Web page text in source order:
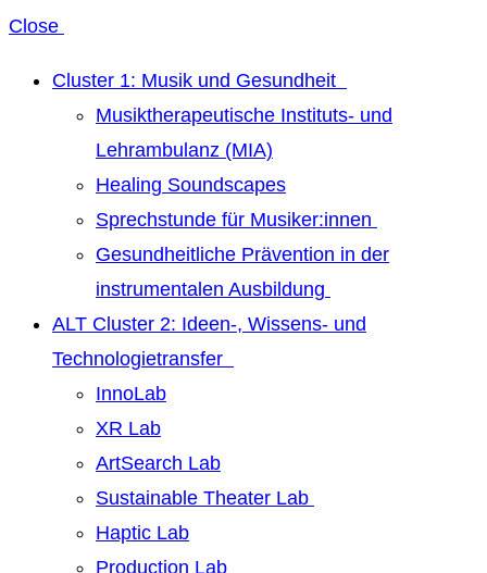
Close
Cluster 1: Musik und Gesundheit
Musiktherapeutische Instituts- und
Lehrambulanz (MIA)
Healing Soundscapes
Sprechstunde für Musiker:innen
Gesundheitliche Prävention in der
instrumentalen Ausbildung
ALT Cluster 2: Ideen-, Wissens- und
Technologietransfer
InnoLab
XR Lab
ArtSearch Lab
Sustainable Theater Lab
Haptic Lab
Production Lab